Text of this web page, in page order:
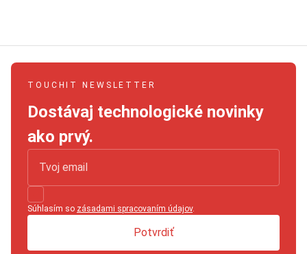
TOUCHIT NEWSLETTER
Dostávaj technologické novinky
ako prvý.
Súhlasím so zásadami spracovaním údajov.
Potvrdiť